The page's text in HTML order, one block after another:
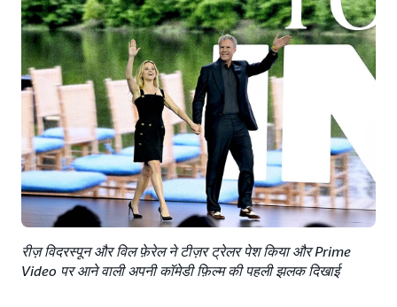
रीज़ विदरस्पून और विल फ़ेरेल ने टीज़र ट्रेलर पेश किया और Prime
Video पर आने वाली अपनी कॉमेडी फ़िल्म की पहली झलक दिखाई